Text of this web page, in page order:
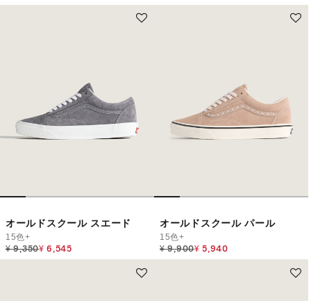
オールドスクール スエード
15色+
Price reduced from
¥ 9,350to
¥ 6,545
オールドスクール パール
15色+
Price reduced from
¥ 9,900to
¥ 5,940